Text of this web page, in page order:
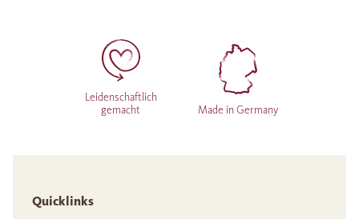
Leidenschaftlich
gemacht
Made in Germany
Quicklinks